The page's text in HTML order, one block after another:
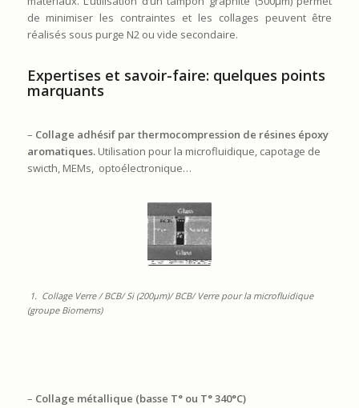
de minimiser les contraintes et les collages peuvent être
réalisés sous purge N2 ou vide secondaire.
Expertises et savoir-faire: quelques points
marquants
– Collage adhésif par thermocompression de résines époxy
aromatiques.Utilisation pour la microfluidique, capotage de
swicth, MEMs, optoélectronique…
1. Collage Verre / BCB/ Si (200µm)/ BCB/ Verre pour la microfluidique
(groupe Biomems)
– Collage métallique (basse T° ou T° 340°C)